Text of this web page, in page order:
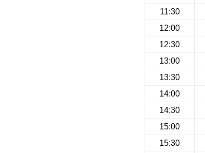
11:30
12:00
12:30
13:00
13:30
14:00
14:30
15:00
15:30